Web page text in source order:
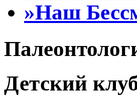
»Наш
Детский